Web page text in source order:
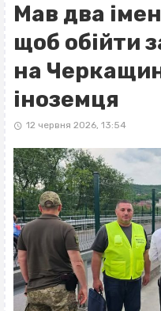
Мав два
щоб обійти
на
іноземця
12 червня 2026, 13:54